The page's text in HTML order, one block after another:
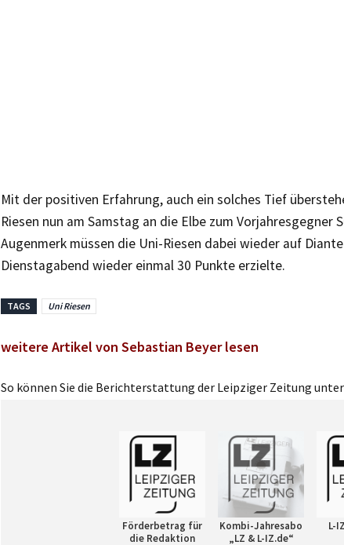
Mit der positiven Erfahrung, auch ein solches Tief
Riesen nun am Samstag an die Elbe zum Vorjahresgegner
Augenmerk müssen die Uni-Riesen dabei wieder auf
Dienstagabend wieder einmal 30 Punkte erzielte.
TAGS Uni Riesen
weitere Artikel von Sebastian Beyer lesen
So können Sie die Berichterstattung der Leipziger Zeitung
Förderbetrag für
die Redaktion
Kombi-Jahresabo
„LZ & L-IZ.de“
L-